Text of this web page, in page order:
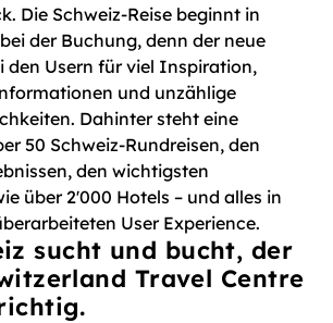
Die Schweiz-Reise beginnt in
der Buchung, denn der neue
den Usern für viel Inspiration,
und unzählige
Dahinter steht eine
50 Schweiz-Rundreisen, den
den wichtigsten
über 2'000 Hotels – und alles in
User Experience.
sucht und bucht, der
Travel Centre